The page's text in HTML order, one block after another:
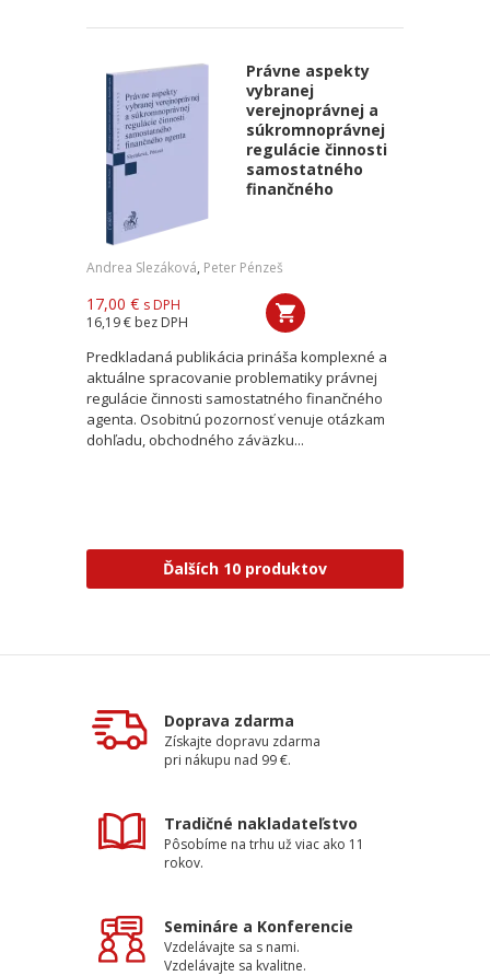
Právne aspekty
vybranej
verejnoprávnej a
súkromnoprávnej
regulácie činnosti
samostatného
finančného
Andrea Slezáková, Peter Pénzeš
17,00 € s DPH
16,19 € bez DPH
Predkladaná publikácia prináša komplexné a
aktuálne spracovanie problematiky právnej
regulácie činnosti samostatného finančného
agenta. Osobitnú pozornosť venuje otázkam
dohľadu, obchodného záväzku...
Ďalších 10 produktov
Doprava zdarma
Získajte dopravu zdarma
pri nákupu nad 99 €.
Tradičné nakladateľstvo
Pôsobíme na trhu už viac ako 11
rokov.
Semináre a Konferencie
Vzdelávajte sa s nami.
Vzdelávajte sa kvalitne.